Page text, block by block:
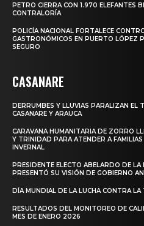
PETRO CIERRA CON 1.970 ELEFANTES
CONTRALORÍA
POLICÍA NACIONAL FORTALECE
GASTRONÓMICOS EN PUERTO LÓPEZ
SEGURO
CASANARE
DERRUMBES Y LLUVIAS PARALIZAN EL
CASANARE Y ARAUCA
CARAVANA HUMANITARIA DE ZORRO
Y TRINIDAD PARA ATENDER A
INVERNAL
PRESIDENTE ELECTO ABELARDO DE
PRESENTÓ SU VISIÓN DE GOBIERNO
DÍA MUNDIAL DE LA LUCHA CONTRA
RESULTADOS DEL MONITOREO DE
MES DE ENERO 2026